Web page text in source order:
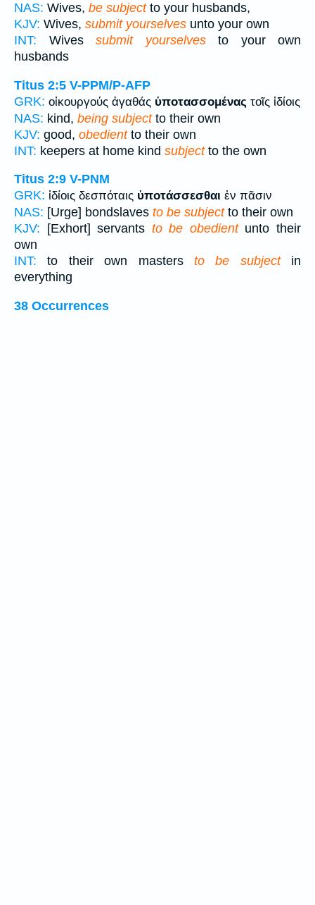
NAS: Wives, be subjectto your husbands,
KJV: Wives, submit yourselves unto your own
INT: Wives submit yourselvesto your own
husbands
Titus 2:5 V-PPM/P-AFP
GRK: οἰκουργούς ἀγαθάς ὑποτασσομένας τοῖς ἰδίοις
NAS: kind, being subjectto their own
KJV: good, obedientto their own
INT: keepers at home kind subjectto the own
Titus 2:9 V-PNM
GRK: ἰδίοις δεσπόταις ὑποτάσσεσθαι ἐν πᾶσιν
NAS: [Urge] bondslaves to be subjectto their own
KJV: [Exhort] servants to be obedientunto their
own
INT: to their own masters to be subjectin
everything
38 Occurrences